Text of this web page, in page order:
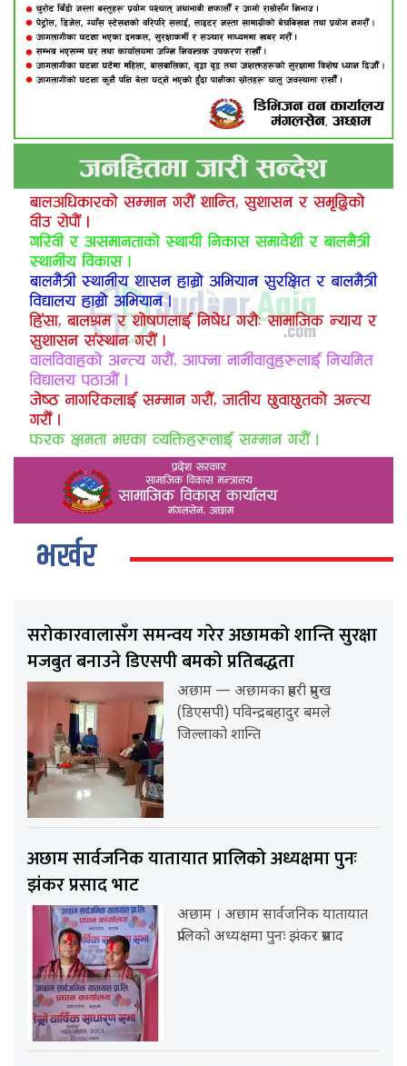
भर्खर
सरोकारवालासँग समन्वय गरेर अछामको शान्ति सुरक्षा
मजबुत बनाउने डिएसपी बमको प्रतिबद्धता
अछाम — अछामका प्रहरी प्रमुख
(डिएसपी) पविन्द्रबहादुर बमले
जिल्लाको शान्ति
अछाम सार्वजनिक यातायात प्रालिको अध्यक्षमा पुनः
झंकर प्रसाद भाट
अछाम । अछाम सार्वजनिक यातायात
प्रालिको अध्यक्षमा पुनः झंकर प्रसाद